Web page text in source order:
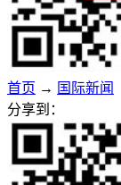
首页 → 国际新闻
分享到：